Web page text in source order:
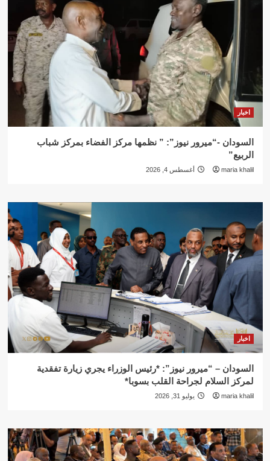
اخبار
السودان -“ميرور نيوز”: ” نظمها مركز الفضاء بمركز شباب
الربيع”
maria khalil أغسطس 4, 2026
اخبار
السودان – “ميرور نيوز”: *رئيس الوزراء يجري زيارة تفقدية
لمركز السلام لجراحة القلب بسوبا*
maria khalil يوليو 31, 2026